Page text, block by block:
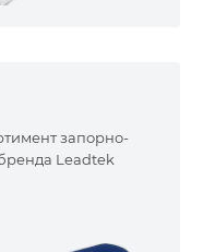
запорно-
Leadtek